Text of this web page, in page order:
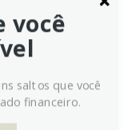
(GBP) pode
você
saltos que você
financeiro.